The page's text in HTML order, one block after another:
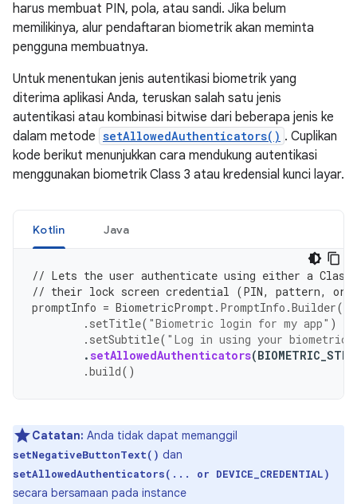
harus membuat PIN, pola, atau sandi. Jika belum
memilikinya, alur pendaftaran biometrik akan meminta
pengguna membuatnya.
Untuk menentukan jenis autentikasi biometrik yang
diterima aplikasi Anda, teruskan salah satu jenis
autentikasi atau kombinasi bitwise dari beberapa jenis ke
dalam metode setAllowedAuthenticators() . Cuplikan
kode berikut menunjukkan cara mendukung autentikasi
menggunakan biometrik Class 3 atau kredensial kunci layar.
Kotlin Java
// Lets the user authenticate using either a
// their lock screen credential (PIN, pattern, or
promptInfo = BiometricPrompt. PromptInfo .Builder()
. setTitle( "Biometric login for my app" )
. setSubtitle( "Log in using your biometric
.setAllowedAuthenticators(
.build()
Catatan: Anda tidak dapat memanggil
setNegativeButtonText() dan
setAllowedAuthenticators(... or DEVICE_CREDENTIAL)
secara bersamaan pada instance